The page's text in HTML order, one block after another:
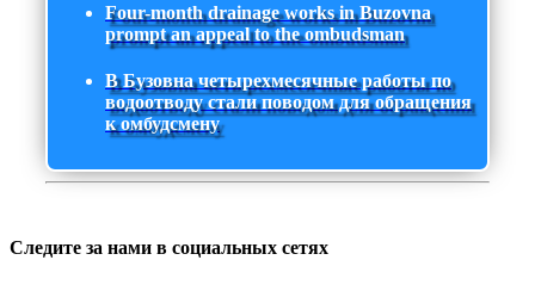
Four-month drainage works in Buzovna
prompt an appeal to the ombudsman
В Бузовна четырехмесячные работы по
водоотводу стали поводом для обращения
к омбудсмену
Следите за нами в социальных сетях